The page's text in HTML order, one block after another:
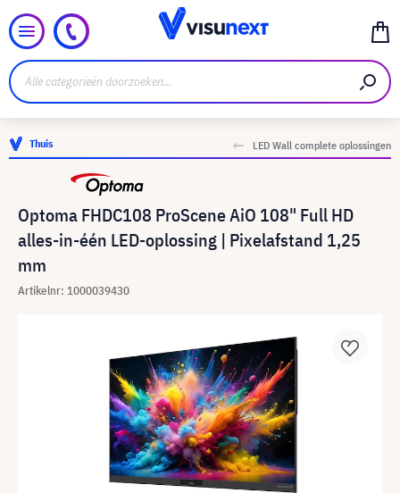
Thuis LED Wall complete oplossingen
Optoma FHDC108 ProScene AiO 108" Full HD
alles-in-één LED-oplossing | Pixelafstand 1,25
mm
Artikelnr: 1000039430